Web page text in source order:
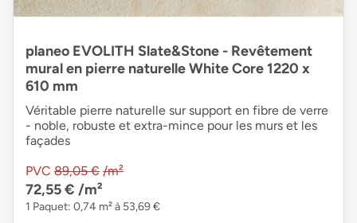
planeo EVOLITH Slate&Stone - Revêtement
mural en pierre naturelle White Core 1220 x
610 mm
Véritable pierre naturelle sur support en fibre de verre
- noble, robuste et extra-mince pour les murs et les
façades
PVC 89,05 € /m²
72,55 € /m²
1 Paquet: 0,74 m² à 53,69 €